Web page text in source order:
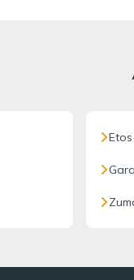
Etos